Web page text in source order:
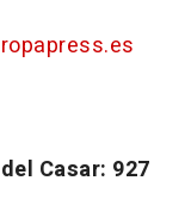
Casar: 927